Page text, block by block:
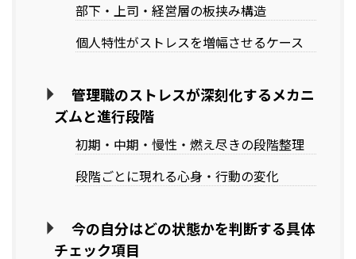
部下・上司・経営層の板挟み構造
個人特性がストレスを増幅させるケース
管理職のストレスが深刻化するメカニ
ズムと進行段階
初期・中期・慢性・燃え尽きの段階整理
段階ごとに現れる心身・行動の変化
今の自分はどの状態かを判断する具体
チェック項目